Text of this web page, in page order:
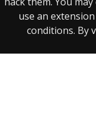
use an
conditions. By